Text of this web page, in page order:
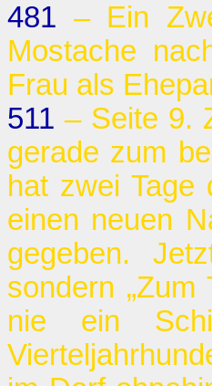
481 – Ein
Mostache
Frau als
511 – Seite 9.
gerade zum
hat zwei Tage
einen neuen
gegeben.
sondern
nie ein